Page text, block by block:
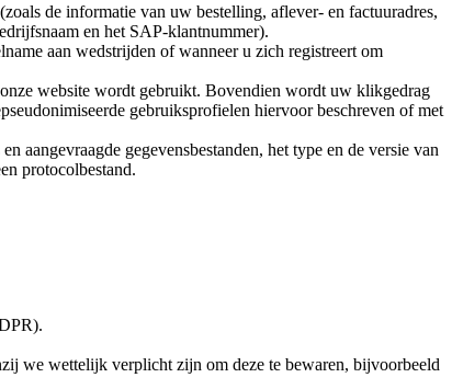
de informatie van uw bestelling, aflever- en factuuradres,
en het SAP-klantnummer).
aan wedstrijden of wanneer u zich registreert om
website wordt gebruikt. Bovendien wordt uw klikgedrag
gebruiksprofielen hiervoor beschreven of met
aangevraagde gegevensbestanden, het type en de versie van
protocolbestand.
we wettelijk verplicht zijn om deze te bewaren, bijvoorbeeld